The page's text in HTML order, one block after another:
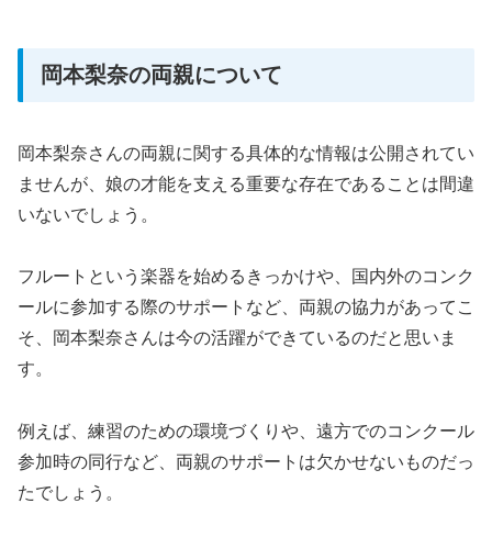
岡本梨奈の両親について
岡本梨奈さんの両親に関する具体的な情報は公開されてい
ませんが、娘の才能を支える重要な存在であることは間違
いないでしょう。
フルートという楽器を始めるきっかけや、国内外のコンク
ールに参加する際のサポートなど、両親の協力があってこ
そ、岡本梨奈さんは今の活躍ができているのだと思いま
す。
例えば、練習のための環境づくりや、遠方でのコンクール
参加時の同行など、両親のサポートは欠かせないものだっ
たでしょう。